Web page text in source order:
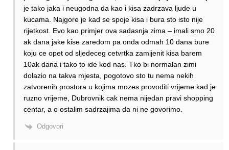
je tako jaka i neugodna da kao i kisa zadrzava ljude u
kucama. Najgore je kad se spoje kisa i bura sto isto nije
rijetkost. Evo kao primjer ova sadasnja zima – imali smo 20
ak dana jake kise zaredom pa onda odmah 10 dana bure
koju ce opet od sljedeceg cetvrtka zamijenit kisa barem
10ak dana i tako to ide kod nas. Tko bi normalan zimi
dolazio na takva mjesta, pogotovo sto tu nema nekih
zatvorenih prostora u kojima mozes provoditi vrijeme kad je
ruzno vrijeme, Dubrovnik cak nema nijedan pravi shopping
centar, a o ostalim sadrzajima da ni ne govorimo.
Odgovori